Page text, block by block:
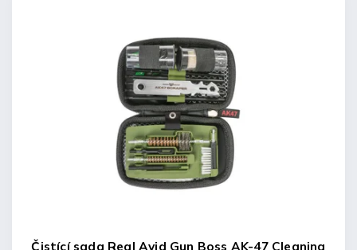
Čistící sada Real Avid Gun Boss AK-47 Cleaning